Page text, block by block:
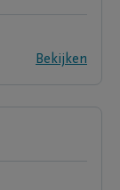
Bekijken